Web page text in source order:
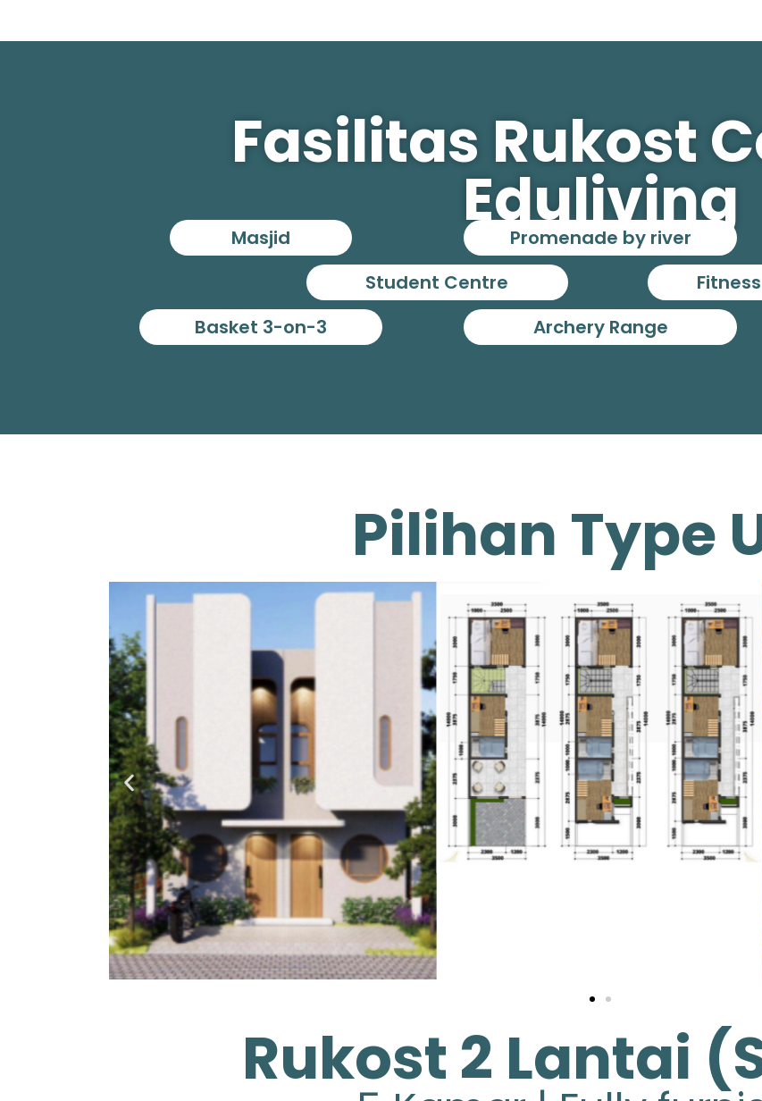
Fasilitas Rukost
Eduliving
Masjid Promenade by river
Student Centre
Basket 3-on-3
Archery Range
Pilihan Type
Rukost 2 Lantai